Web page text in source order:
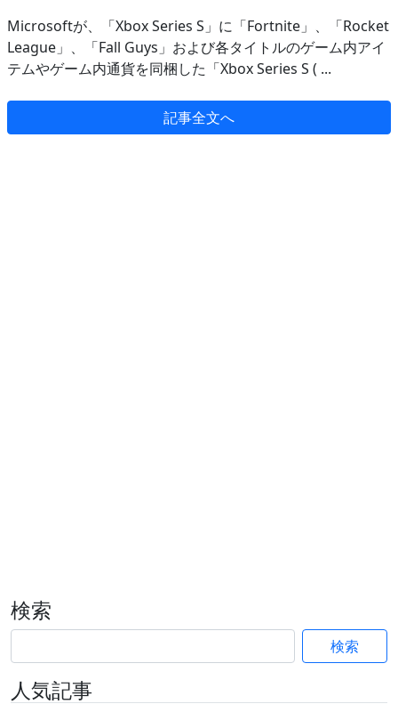
Microsoftが、「Xbox Series S」に「Fortnite」、「Rocket
League」、「Fall Guys」および各タイトルのゲーム内アイ
テムやゲーム内通貨を同梱した「Xbox Series S ( ...
記事全文へ
検索
検索
人気記事